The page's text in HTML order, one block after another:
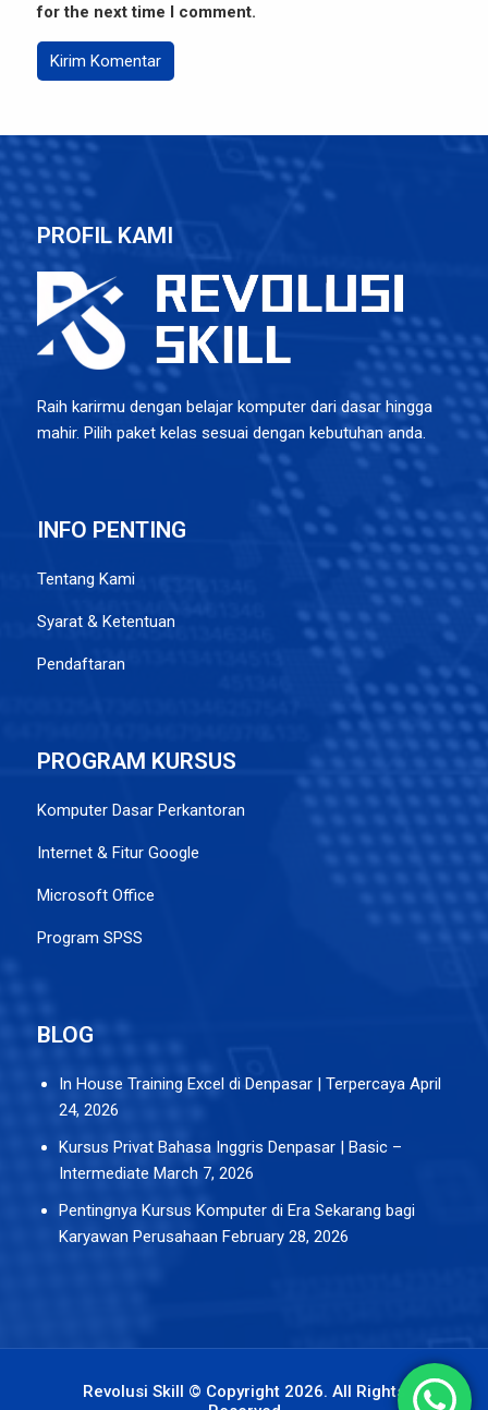
for the next time I comment.
PROFIL KAMI
Raih karirmu dengan belajar komputer dari dasar hingga
mahir. Pilih paket kelas sesuai dengan kebutuhan anda.
INFO PENTING
Tentang Kami
Syarat & Ketentuan
Pendaftaran
PROGRAM KURSUS
Komputer Dasar Perkantoran
Internet & Fitur Google
Microsoft Office
Program SPSS
BLOG
In House Training Excel di Denpasar | Terpercaya April
24, 2026
Kursus Privat Bahasa Inggris Denpasar | Basic –
Intermediate March 7, 2026
Pentingnya Kursus Komputer di Era Sekarang bagi
Karyawan Perusahaan February 28, 2026
Revolusi Skill © Copyright 2026. All Rights